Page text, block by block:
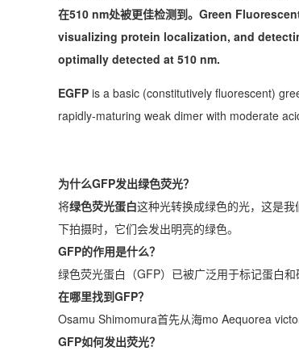
在510 nm处被更佳检测到。Green
visualizing protein localization, and
optimally detected at 510 nm.
EGFP is a basic (constitutively fluorescent)
rapidly-maturing weak dimer with moderate
为什么GFP发出绿色荧光？
将绿色荧光蛋白这种光转换成绿色的光，这是
下拍摄时，它们会发出明亮的绿色。
GFP的作用是什么？
绿色荧光蛋白（GFP）已被广泛用于标记蛋白和
在哪里找到GFP？
Osamu Shimomura首先从海mo Aequorea
GFP如何发出荧光？